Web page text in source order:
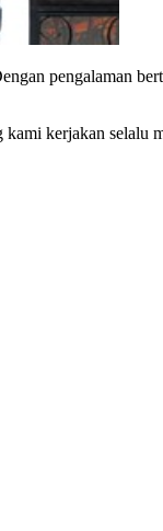
pengalaman
kerjakan selalu